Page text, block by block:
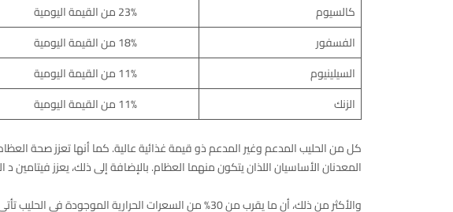
كالسيوم
23% من القيمة اليومية
الفسفور
18% من القيمة اليومية
السيلينيوم
11% من القيمة اليومية
الزنك
11% من القيمة اليومية
كل من الحليب المدعم وغير المدعم ذو قيمة غذائية عالية. كما أنها تعزز صحة
المعدنان الأساسيان اللذان يتكون منهما العظام. بالإضافة إلى ذلك، يعزز
والأكثر من ذلك، أن ما يقرب من 30% من السعرات الحرارية